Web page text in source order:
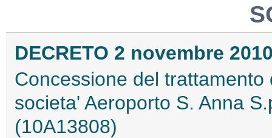
DECRETO 2 novembre
Concessione del
societa' Aeroporto S. Anna
(10A13808)